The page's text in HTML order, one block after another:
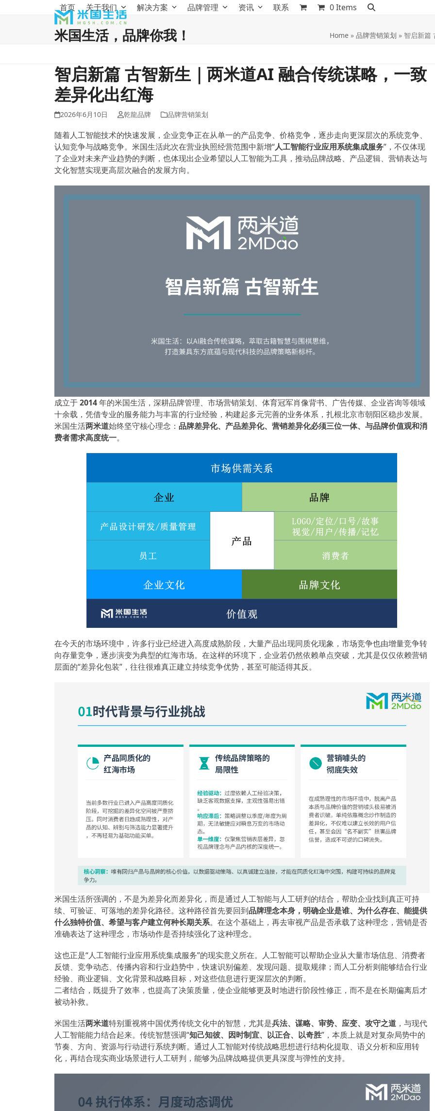
首页 关于我们 解决方案 品牌管理 资讯 联系 0 Items
米国生活，品牌你我！ Home » 品牌营销策划 » 智启新篇
智启新篇 古智新生｜两米道AI 融合传统谋略，一致
差异化出红海
2026年6月10日 乾龍品牌 品牌营销策划
随着人工智能技术的快速发展，企业竞争正在从单一的产品竞争、价格竞争，逐步走向更深层次的系统竞争、
认知竞争与战略竞争。米国生活此次在营业执照经营范围中新增“人工智能行业应用系统集成服务”，不仅体现
了企业对未来产业趋势的判断，也体现出企业希望以人工智能为工具，推动品牌战略、产品逻辑、营销表达与
文化智慧实现更高层次融合的发展方向。
成立于2014年的米国生活，深耕品牌管理、市场营销策划、体育冠军肖像背书、广告传媒、企业咨询等领域
十余载，凭借专业的服务能力与丰富的行业经验，构建起多元完善的业务体系，扎根北京市朝阳区稳步发展。
米国生活两米道始终坚守核心理念： 品牌差异化、产品差异化、营销差异化必须三位一体、与品牌价值观和消
费者需求高度统一。
在今天的市场环境中，许多行业已经进入高度成熟阶段，大量产品出现同质化现象，市场竞争也由增量竞争转
向存量竞争，逐步演变为典型的红海市场。在这样的环境下，企业若仍然依赖单点突破，尤其是仅仅依赖营销
层面的“差异化包装”，往往很难真正建立持续竞争优势，甚至可能适得其反。
米国生活所强调的，不是为差异化而差异化，而是通过人工智能与人工研判的结合，帮助企业找到真正可持
续、可验证、可落地的差异化路径。这种路径首先要回到品牌理念本身，明确企业是谁、为什么存在、能提供
什么独特价值、希望与客户建立何种长期关系。在这个基础上，再去审视产品是否承载了这种理念，营销是否
准确表达了这种理念，市场动作是否持续强化了这种理念。
这也正是“人工智能行业应用系统集成服务”的现实意义所在。人工智能可以帮助企业从大量市场信息、消费者
反馈、竞争动态、传播内容和行业趋势中，快速识别偏差、发现问题、提取规律；而人工分析则能够结合行业
经验、商业逻辑、文化背景和战略目标，对这些信息进行更深层次的判断。
二者结合，既提升了效率，也提高了决策质量，使企业能够更及时地进行阶段性修正，而不是在长期偏离后才
被动补救。
米国生活两米道特别重视将中国优秀传统文化中的智慧，尤其是兵法、谋略、审势、应变、攻守之道 ，与现代
人工智能能力结合起来。传统智慧强调“知己知彼、因时制宜、以正合、以奇胜”，本质上就是对复杂局势中的
节奏、方向、资源与行动进行系统判断。通过人工智能对传统战略思想进行结构化提取、语义分析和应用转
化，再结合现实商业场景进行人工研判，能够为品牌战略提供更具深度与弹性的支持。